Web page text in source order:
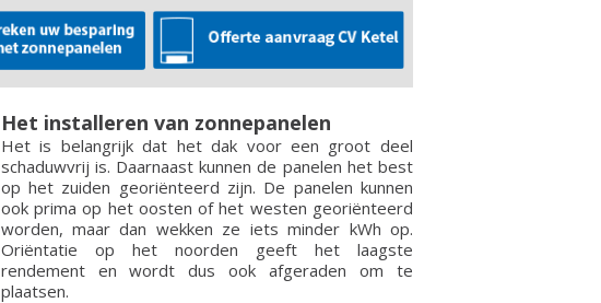
Het installeren van zonnepanelen
Het is belangrijk dat het dak voor een groot deel
schaduwvrij is. Daarnaast kunnen de panelen het best
op het zuiden georiënteerd zijn. De panelen kunnen
ook prima op het oosten of het westen georiënteerd
worden, maar dan wekken ze iets minder kWh op.
Oriëntatie op het noorden geeft het laagste
rendement en wordt dus ook afgeraden om te
plaatsen.